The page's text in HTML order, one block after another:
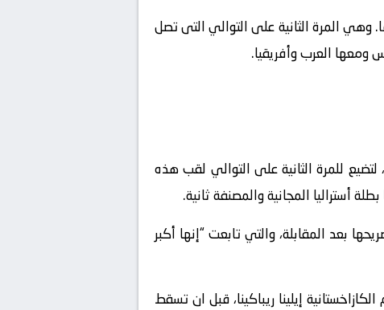
وهي المرة الثانية على التوالي التى تصل
العرب وأفريقيا.
للمرة الثانية على التوالي لقب هذه
أستراليا المجانية والمصنفة ثانية.
بعد المقابلة، والتيتابعت “إنها أكبر
إيلينا ريباكينا، قبل ان تسقط